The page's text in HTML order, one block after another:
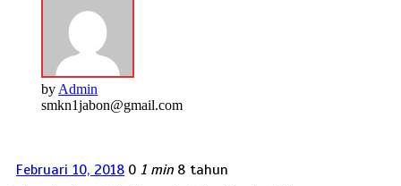
by Admin
smkn1jabon@gmail.com
Februari 10, 2018 0 1 min 8 tahun